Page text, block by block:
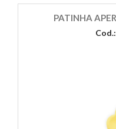
PATINHA